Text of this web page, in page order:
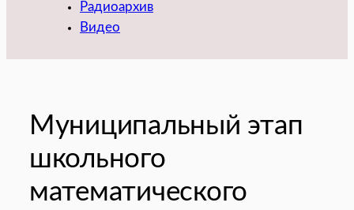
Радиоархив
Видео
Муниципальный этап
школьного
математического